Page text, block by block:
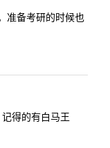
准备考研的时候也
得的有白马王